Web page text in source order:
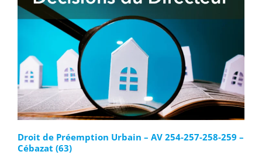
Droit de Préemption Urbain – AV 254-257-258-259 –
Cébazat (63)